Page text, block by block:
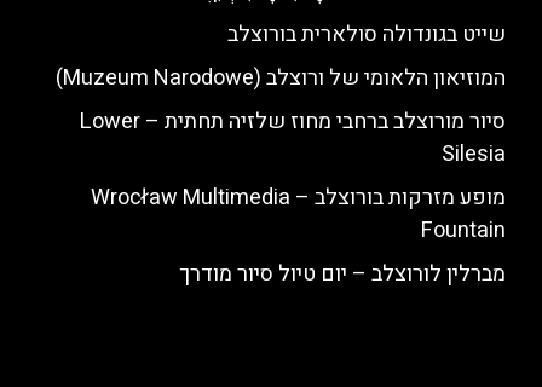
שייט בגונדולה סולארית בורוצלב
המוזיאון הלאומי של ורוצלב (Muzeum Narodowe)
סיור מורוצלב ברחבי מחוז שלזיה תחתית – Lower
Silesia
מופע מזרקות בורוצלב – Wrocław Multimedia
Fountain
מברלין לורוצלב – יום טיול סיור מודרך